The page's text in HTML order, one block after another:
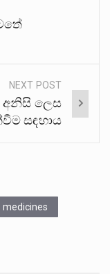
NEXT POST
ලෙස
සඳහාය
medicines